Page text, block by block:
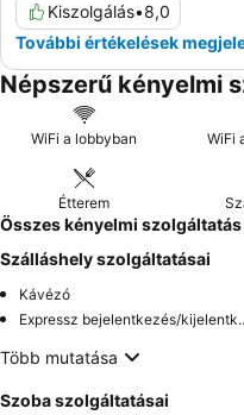
Kiszolgálás•8,0
További értékelések
Népszerű kényelmi
WiFi a lobbyban WiFi
Étterem
Összes kényelmi szolgáltatás
Szálláshely szolgáltatásai
Kávézó
Expressz
Több mutatása
Szoba szolgáltatásai